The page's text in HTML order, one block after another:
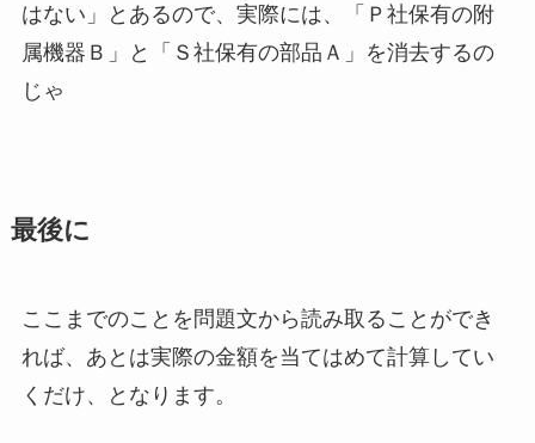
はない」とあるので、実際には、「Ｐ社保有の附
属機器Ｂ」と「Ｓ社保有の部品Ａ」を消去するの
じゃ
最後に
ここまでのことを問題文から読み取ることができ
れば、あとは実際の金額を当てはめて計算してい
くだけ、となります。